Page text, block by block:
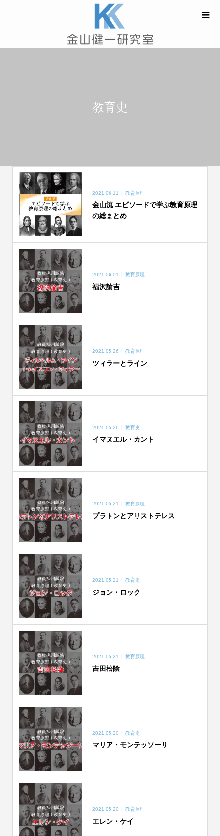
教育史
2021.06.11 教育原理
金山流 エピソードで学ぶ教育原理
の総まとめ
2021.06.01 教育原理
福沢諭吉
2021.05.26 教育原理
ツィラーとライン
2021.05.26 教育史
イマヌエル・カント
2021.05.21 教育原理
プラトンとアリストテレス
2021.05.21 教育史
ジョン・ロック
2021.05.21 教育原理
吉田松陰
2021.05.20 教育史
マリア・モンテッソーリ
2021.05.20 教育原理
エレン・ケイ